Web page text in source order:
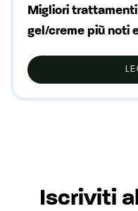
Migliori
gel/creme più noti
Iscriviti